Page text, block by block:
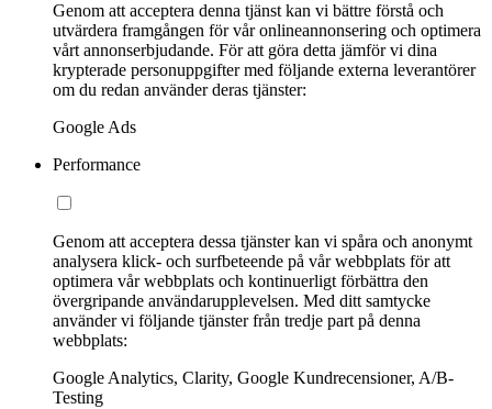
Genom att acceptera denna tjänst kan vi bättre förstå och
utvärdera framgången för vår onlineannonsering och optimera
vårt annonserbjudande. För att göra detta jämför vi dina
krypterade personuppgifter med följande externa leverantörer
om du redan använder deras tjänster:
Google Ads
Performance
Genom att acceptera dessa tjänster kan vi spåra och anonymt
analysera klick- och surfbeteende på vår webbplats för att
optimera vår webbplats och kontinuerligt förbättra den
övergripande användarupplevelsen. Med ditt samtycke
använder vi följande tjänster från tredje part på denna
webbplats:
Google Analytics, Clarity, Google Kundrecensioner, A/B-
Testing